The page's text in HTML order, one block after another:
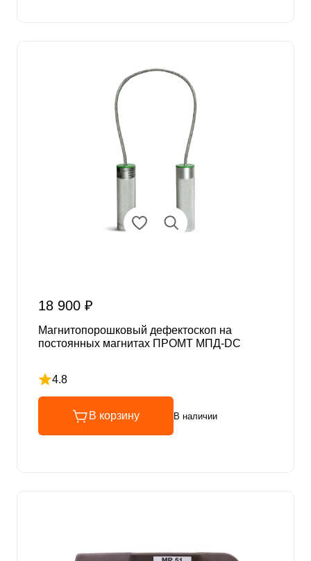
18 900 ₽
Магнитопорошковый дефектоскоп на
постоянных магнитах ПРОМТ МПД-DC
4.8
Рейтинг 4.8 из 5
В корзину В наличии